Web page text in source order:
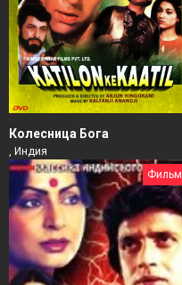
Колесница Бога
, Индия
Фильм